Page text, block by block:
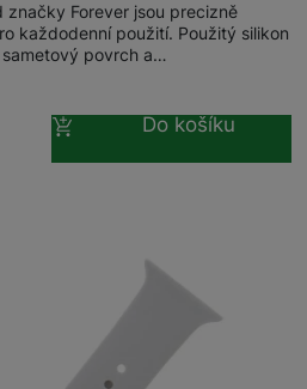
ovladače
sluchátka
a počítačové stoly
klávesnice
pro dvě a více zařízení
s rychlonabíjením
značky Forever jsou precizně
každodenní použití. Použitý silikon
povrch a…
Do košíku